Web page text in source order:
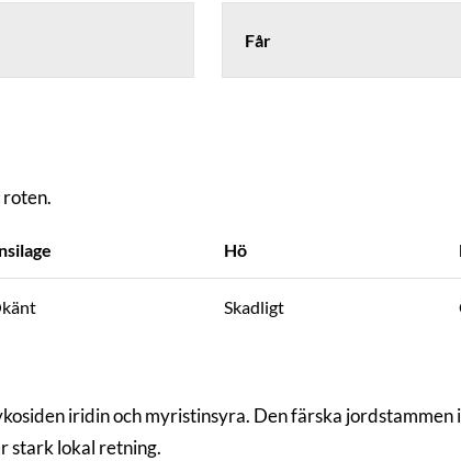
Får
Hö
Skadligt
iridin och myristinsyra. Den färska jordstammen
stark lokal retning.